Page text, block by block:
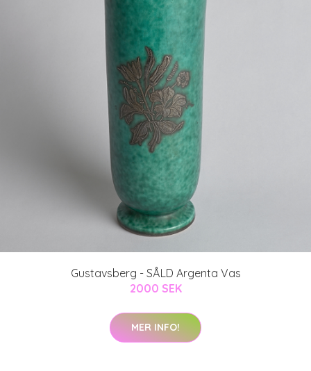
Gustavsberg - SÅLD Argenta Vas
2000 SEK
MER INFO!